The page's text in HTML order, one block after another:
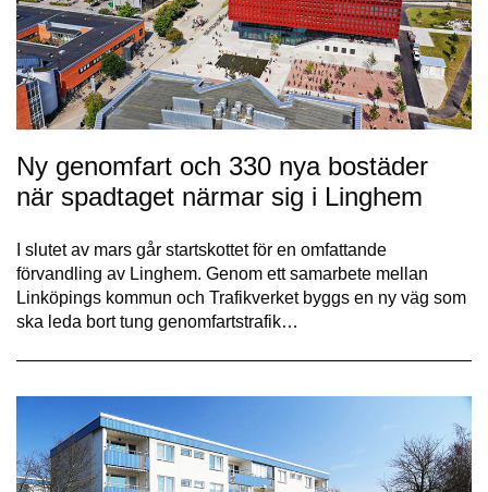
Ny genomfart och 330 nya bostäder
när spadtaget närmar sig i Linghem
I slutet av mars går startskottet för en omfattande
förvandling av Linghem. Genom ett samarbete mellan
Linköpings kommun och Trafikverket byggs en ny väg som
ska leda bort tung genomfartstrafik…